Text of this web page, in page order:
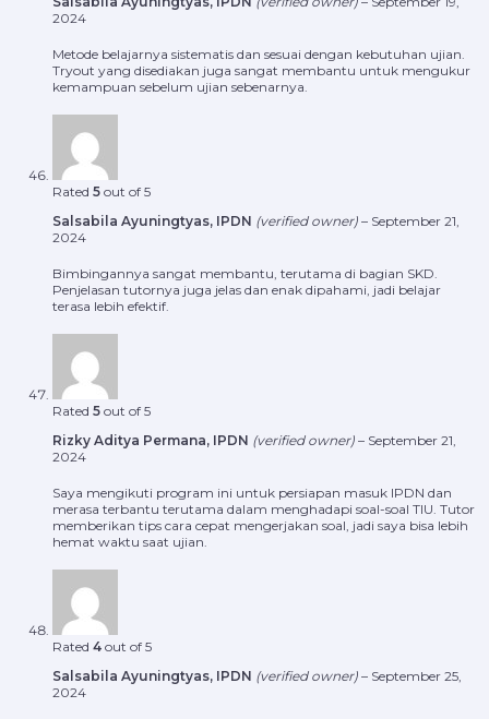
2024
Metode belajarnya sistematis dan sesuai dengan kebutuhan ujian.
Tryout yang disediakan juga sangat membantu untuk mengukur
kemampuan sebelum ujian sebenarnya.
Rated 5 out of 5
Salsabila Ayuningtyas, IPDN (verified owner) – September 21,
2024
Bimbingannya sangat membantu, terutama di bagian SKD.
Penjelasan tutornya juga jelas dan enak dipahami, jadi belajar
terasa lebih efektif.
Rated 5 out of 5
Rizky Aditya Permana, IPDN (verified owner) – September 21,
2024
Saya mengikuti program ini untuk persiapan masuk IPDN dan
merasa terbantu terutama dalam menghadapi soal-soal TIU. Tutor
memberikan tips cara cepat mengerjakan soal, jadi saya bisa lebih
hemat waktu saat ujian.
Rated 4 out of 5
Salsabila Ayuningtyas, IPDN (verified owner) – September 25,
2024